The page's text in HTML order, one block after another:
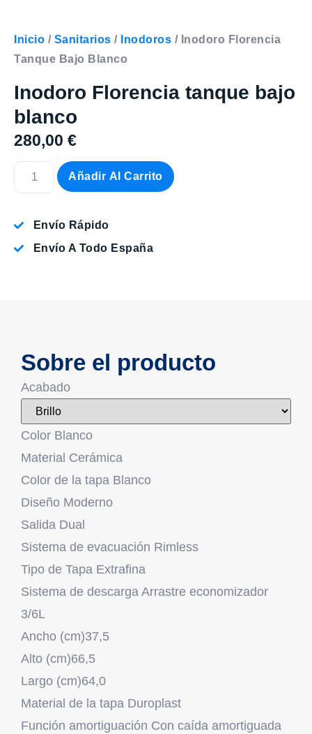
Inicio / Sanitarios / Inodoros / Inodoro Florencia
Tanque Bajo Blanco
Inodoro Florencia tanque bajo
blanco
280,00 €
Añadir Al Carrito
Envío Rápido
Envío A Todo España
Sobre el producto
Acabado
Color Blanco
Material Cerámica
Color de la tapa Blanco
Diseño Moderno
Salida Dual
Sistema de evacuación Rimless
Tipo de Tapa Extrafina
Sistema de descarga Arrastre economizador
3/6L
Ancho (cm)37,5
Alto (cm)66,5
Largo (cm)64,0
Material de la tapa Duroplast
Función amortiguación Con caída amortiguada